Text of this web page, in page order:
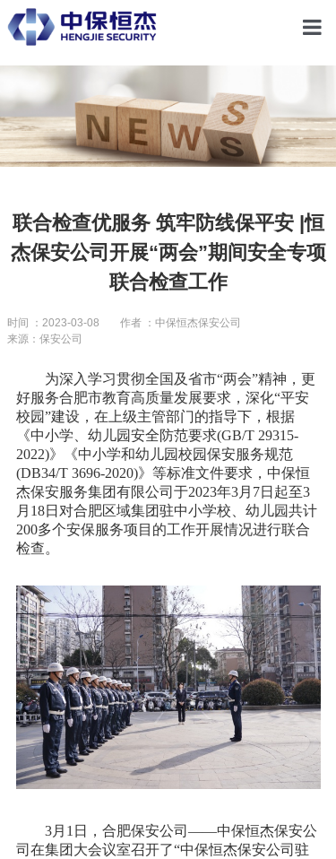
关
解
联合检查优服务 筑牢防线保平安 |恒
杰保安公司开展“两会”期间安全专项
联合检查工作
时间 ：2023-03-08
作者 ：中保恒杰保安公司
来源：保安公司
为深入学习贯彻全国及省市“两会”精神，更
好服务合肥市教育高质量发展要求，深化“平安
校园”建设，在上级主管部门的指导下，根据
《中小学、幼儿园安全防范要求(GB/T 29315-
2022)》《中小学和幼儿园校园保安服务规范
(DB34/T 3696-2020)》等标准文件要求，中保恒
杰保安服务集团有限公司于2023年3月7日起至3
月18日对合肥区域集团驻中小学校、幼儿园共计
200多个安保服务项目的工作开展情况进行联合
检查。
3月1日，合肥保安公司——中保恒杰保安公
司在集团大会议室召开了“中保恒杰保安公司驻